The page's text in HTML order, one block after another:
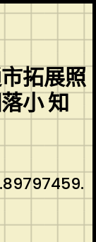
拓展照
小 知